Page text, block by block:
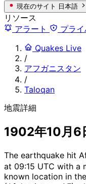
現在のサイト 日本語
リソース
アラート
プラ
Quakes Live
/
アフガニスタン
/
Taloqan
地震詳細
1902年10月6
The earthquake hit
at 09:15 UTC with a
known location in